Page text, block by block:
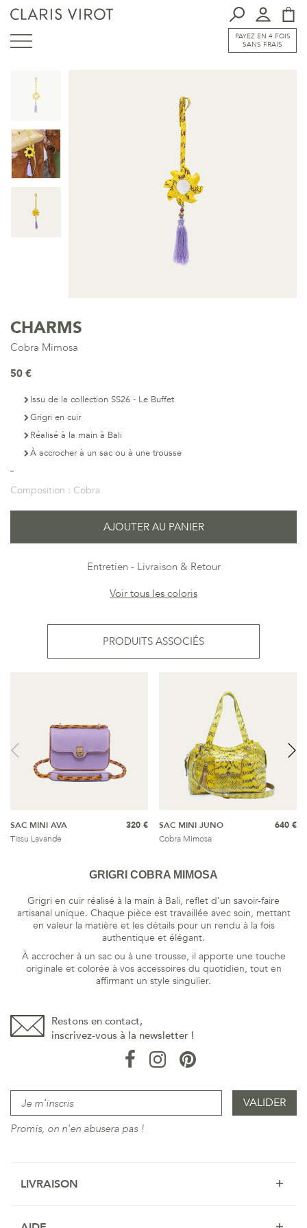
PAYEZ EN 4 FOIS
SANS FRAIS
CHARMS
Cobra Mimosa
50 €
Issu de la collection SS26 - Le Buffet
Grigri en cuir
Réalisé à la main à Bali
À accrocher à un sac ou à une trousse
Composition : Cobra
AJOUTER AU PANIER
Entretien
Livraison & Retour
Voir tous les coloris
PRODUITS ASSOCIÉS
SAC MINI AVA
Tissu Lavande
320 €
SAC MINI JUNO
Cobra Mimosa
640 €
GRIGRI COBRA MIMOSA
Grigri en cuir réalisé à la main à Bali, reflet d’un savoir-faire
artisanal unique. Chaque pièce est travaillée avec soin, mettant
en valeur la matière et les détails pour un rendu à la fois
authentique et élégant.
À accrocher à un sac ou à une trousse, il apporte une touche
originale et colorée à vos accessoires du quotidien, tout en
affirmant un style singulier.
Restons en contact,
inscrivez-vous à la newsletter !
Promis, on n'en abusera pas !
LIVRAISON